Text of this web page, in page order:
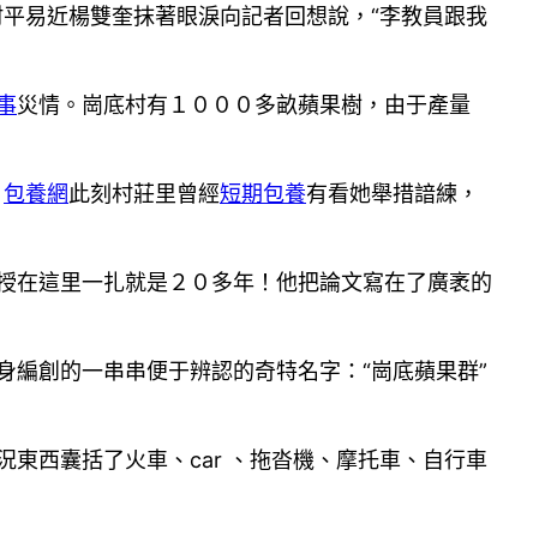
易近楊雙奎抹著眼淚向記者回想說，“李教員跟我
災情。崗底村有１０００多畝蘋果樹，由于產量
包養網此刻村莊里曾經短期包養有看她舉措諳練，
這里一扎就是２０多年！他把論文寫在了廣袤的
創的一串串便于辨認的奇特名字：“崗底蘋果群”
東西囊括了火車、car 、拖沓機、摩托車、自行車